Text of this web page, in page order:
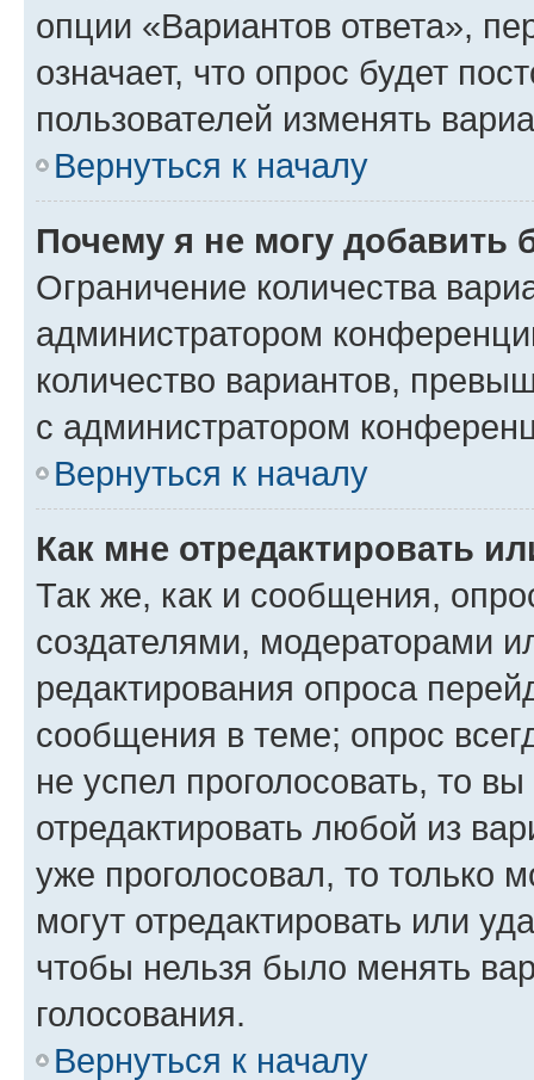
опции «Вариантов ответа»,
означает, что опрос будет
пользователей изменять
Вернуться к началу
Почему я не могу добавить
Ограничение количества
администратором
количество вариантов,
с администратором
Вернуться к началу
Как мне отредактировать
Так же, как и сообщения,
создателями, модераторами
редактирования опроса
сообщения в теме; опрос
не успел проголосовать, то
отредактировать любой из
уже проголосовал, то только
могут отредактировать или
чтобы нельзя было менять
голосования.
Вернуться к началу